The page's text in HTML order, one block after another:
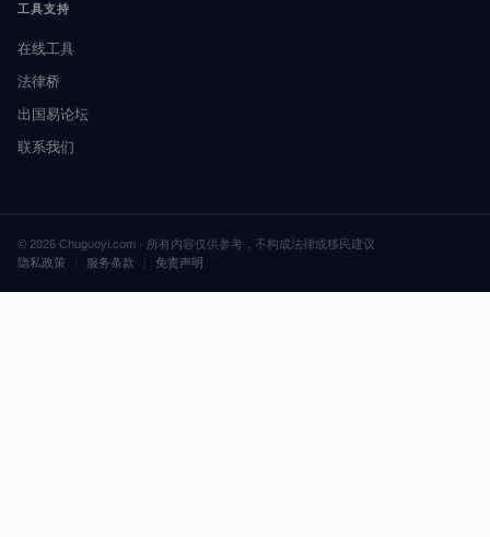
工具支持
在线工具
法律桥
出国易论坛
联系我们
© 2026 Chuguoyi.com · 所有内容仅供参考，不构成法律或移民建议
隐私政策
服务条款 免责声明